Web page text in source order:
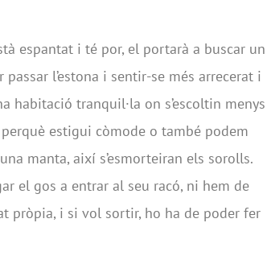
espantat i té por, el portarà a buscar un
l’estona i sentir-se més arrecerat i
habitació tranquil·la on s’escoltin menys
estigui còmode o també podem
manta, així s’esmorteiran els sorolls.
el gos a entrar al seu racó, ni hem de
pròpia, i si vol sortir, ho ha de poder fer